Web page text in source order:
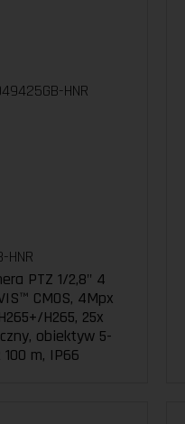
HNR
PTZ 1/2,8" 4
CMOS, 4Mpx
H265, 25x
obiektyw 5-
100 m, IP66